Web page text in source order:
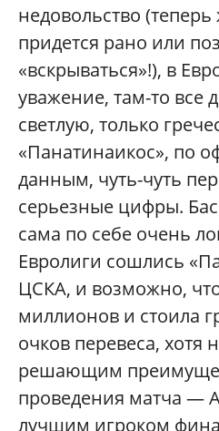
недовольство
придется рано или
«вскрываться»!), в
уважение, там-то все
светлую, только
«Панатинаикос», по
данным, чуть-чуть
серьезные цифры.
сама по себе очень
Евролиги сошлись
ЦСКА, и возможно,
миллионов и стоила
очков перевеса, хотя
решающим
проведения матча —
лучшим игроком